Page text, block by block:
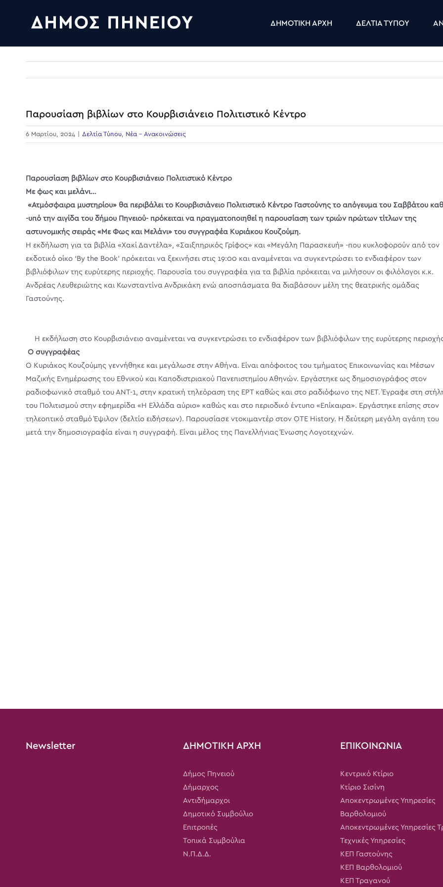
ΔΗΜΟΤΙΚΗ ΑΡΧΗ ΔΕΛΤΙΑ ΤΥΠΟΥ
Παρουσίαση βιβλίων στο Κουρβισιάνειο Πολιτιστικό Κέντρο
6 Μαρτίου, 2024 Δελτία Τύπου, Νέα - Ανακοινώσεις
Παρουσίαση βιβλίων στο Κουρβισιάνειο Πολιτιστικό Κέντρο
Με φως και μελάνι…
«Ατμόσφαιρα μυστηρίου» θα περιβάλει το Κουρβισιάνειο Πολιτιστικό Κέντρο Γαστούνης το απόγευμα του Σαββάτου
-υπό την αιγίδα του δήμου Πηνειού- πρόκειται να πραγματοποιηθεί η παρουσίαση των τριών πρώτων τίτλων της
αστυνομικής σειράς «Με Φως και Μελάνι» του συγγραφέα Κυριάκου Κουζούμη.
Η εκδήλωση για τα βιβλία «Χακί Δαντέλα», «Σαιξπηρικός Γρίφος» και «Μεγάλη Παρασκευή» -που κυκλοφορούν από τον
εκδοτικό οίκο ‘By the Book’ πρόκειται να ξεκινήσει στις 19:00 και αναμένεται να συγκεντρώσει το ενδιαφέρον των
βιβλιόφιλων της ευρύτερης περιοχής. Παρουσία του συγγραφέα για τα βιβλία πρόκειται να μιλήσουν οι φιλόλογοι κ.κ.
Ανδρέας Λευθεριώτης και Κωνσταντίνα Ανδρικάκη ενώ αποσπάσματα θα διαβάσουν μέλη της θεατρικής ομάδας
Γαστούνης.
Η εκδήλωση στο Κουρβισιάνειο αναμένεται να συγκεντρώσει το ενδιαφέρον των βιβλιόφιλων της ευρύτερης
Ο συγγραφέας
Ο Κυριάκος Κουζούμης γεννήθηκε και μεγάλωσε στην Αθήνα. Είναι απόφοιτος του τμήματος Επικοινωνίας και Μέσων
Μαζικής Ενημέρωσης του Εθνικού και Καποδιστριακού Πανεπιστημίου Αθηνών. Εργάστηκε ως δημοσιογράφος στον
ραδιοφωνικό σταθμό του ΑΝΤ-1, στην κρατική τηλεόραση της ΕΡΤ καθώς και στο ραδιόφωνο της ΝΕΤ. Έγραφε στη
του Πολιτισμού στην εφημερίδα «Η Ελλάδα αύριο» καθώς και στο περιοδικό έντυπο «Επίκαιρα». Εργάστηκε επίσης στον
τηλεοπτικό σταθμό Έψιλον (δελτίο ειδήσεων). Παρουσίασε ντοκιμαντέρ στον ΟΤΕ History. Η δεύτερη μεγάλη αγάπη του
μετά την δημοσιογραφία είναι η συγγραφή. Είναι μέλος της Πανελλήνιας Ένωσης Λογοτεχνών.
Newsletter ΔΗΜΟΤΙΚΗ ΑΡΧΗ
Δήμος Πηνειού
Δήμαρχος
Αντιδήμαρχοι
Δημοτικό Συμβούλιο
Επιτροπές
Τοπικά Συμβούλια
Ν.Π.Δ.Δ.
ΕΠΙΚΟΙΝΩΝΙΑ
Κεντρικό Κτίριο
Κτίριο Σισίνη
Αποκεντρωμένες Υπηρεσίες
Βαρθολομιού
Αποκεντρωμένες Υπηρεσίες
Τεχνικές Υπηρεσίες
ΚΕΠ Γαστούνης
ΚΕΠ Βαρθολομιού
ΚΕΠ Τραγανού